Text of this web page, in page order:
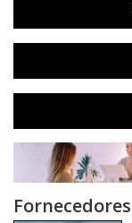
Fornecedores